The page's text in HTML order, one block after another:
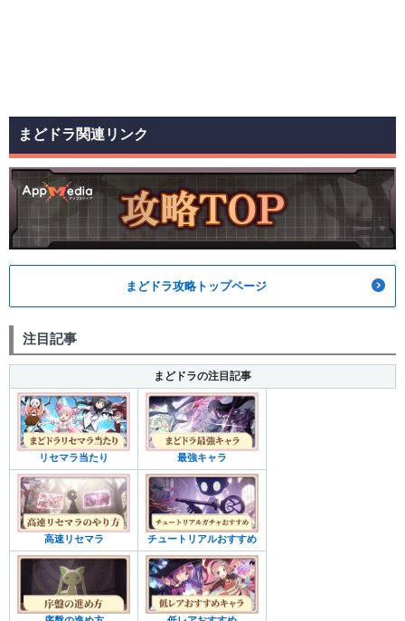
まどドラ関連リンク
まどドラ攻略トップページ
注目記事
まどドラの注目記事
リセマラ当たり 最強キャラ
高速リセマラ チュートリアルおすすめ